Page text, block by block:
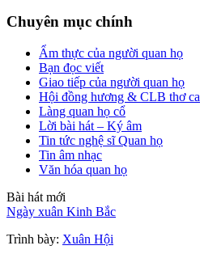
Chuyên mục chính
Ẩm thực của người quan họ
Bạn đọc viết
Giao tiếp của người quan họ
Hội đồng hương & CLB thơ ca
Làng quan họ cổ
Lời bài hát – Ký âm
Tin tức nghệ sĩ Quan họ
Tin âm nhạc
Văn hóa quan họ
Bài hát mới
Ngày xuân Kinh Bắc
Trình bày: Xuân Hội